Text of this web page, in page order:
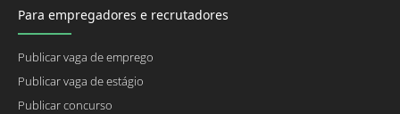
Para empregadores e recrutadores
Publicar vaga de emprego
Publicar vaga de estágio
Publicar concurso